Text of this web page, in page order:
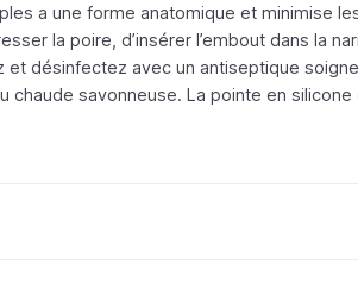
a une forme anatomique et minimise
la poire, d’insérer l’embout dans la
et désinfectez avec un antiseptique
chaude savonneuse. La pointe en